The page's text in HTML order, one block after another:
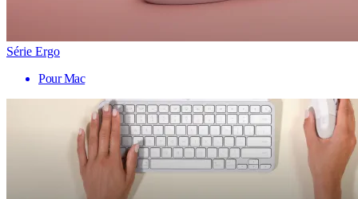
Série Ergo
Pour Mac